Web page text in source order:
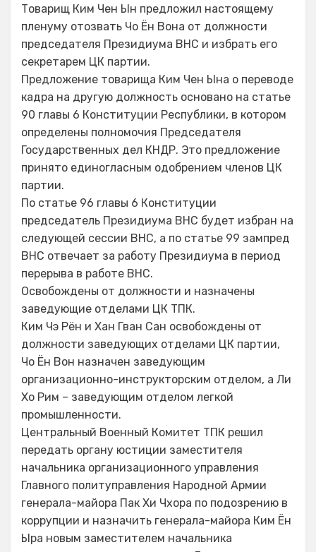
Товарищ Ким Чен Ын предложил настоящему
пленуму отозвать Чо Ён Вона от должности
председателя Президиума ВНС и избрать его
секретарем ЦК партии.
Предложение товарища Ким Чен Ына о переводе
кадра на другую должность основано на статье
90 главы 6 Конституции Республики, в котором
определены полномочия Председателя
Государственных дел КНДР. Это предложение
принято единогласным одобрением членов ЦК
партии.
По статье 96 главы 6 Конституции
председатель Президиума ВНС будет избран на
следующей сессии ВНС, а по статье 99 зампред
ВНС отвечает за работу Президиума в период
перерыва в работе ВНС.
Освобождены от должности и назначены
заведующие отделами ЦК ТПК.
Ким Чэ Рён и Хан Гван Сан освобождены от
должности заведующих отделами ЦК партии,
Чо Ён Вон назначен заведующим
организационно-инструкторским отделом, а Ли
Хо Рим – заведующим отделом легкой
промышленности.
Центральный Военный Комитет ТПК решил
передать органу юстиции заместителя
начальника организационного управления
Главного политуправления Народной Армии
генерала-майора Пак Хи Чхора по подозрению в
коррупции и назначить генерала-майора Ким Ён
Ыра новым заместителем начальника